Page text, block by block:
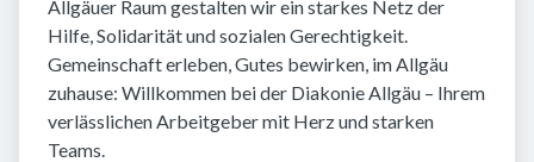
Allgäuer Raum gestalten wir ein starkes Netz der
Hilfe, Solidarität und sozialen Gerechtigkeit.
Gemeinschaft erleben, Gutes bewirken, im Allgäu
zuhause: Willkommen bei der Diakonie Allgäu – Ihrem
verlässlichen Arbeitgeber mit Herz und starken
Teams.